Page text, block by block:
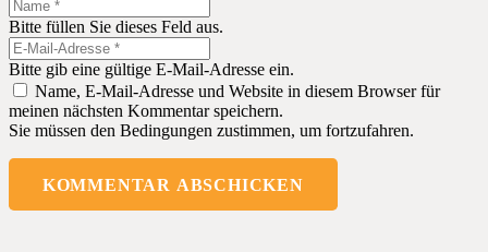
Bitte füllen Sie dieses Feld aus.
Bitte gib eine gültige E-Mail-Adresse ein.
Name, E-Mail-Adresse und Website in diesem Browser für
meinen nächsten Kommentar speichern.
Sie müssen den Bedingungen zustimmen, um fortzufahren.
KOMMENTAR ABSCHICKEN